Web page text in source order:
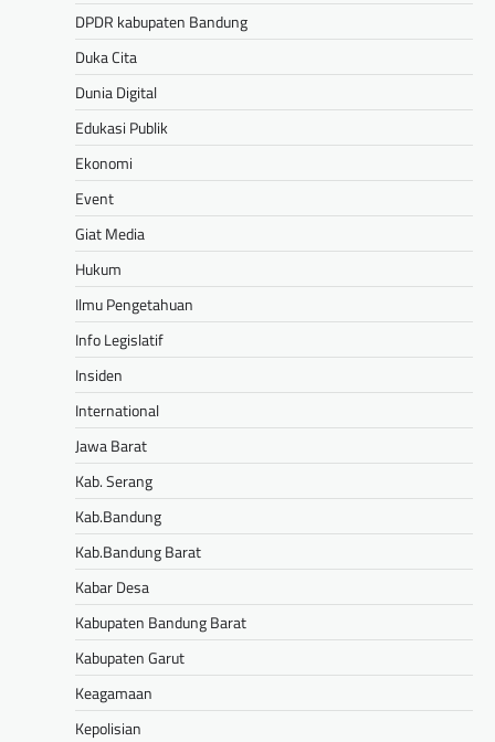
DPDR kabupaten Bandung
Duka Cita
Dunia Digital
Edukasi Publik
Ekonomi
Event
Giat Media
Hukum
Ilmu Pengetahuan
Info Legislatif
Insiden
International
Jawa Barat
Kab. Serang
Kab.Bandung
Kab.Bandung Barat
Kabar Desa
Kabupaten Bandung Barat
Kabupaten Garut
Keagamaan
Kepolisian